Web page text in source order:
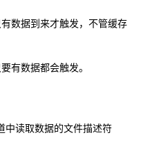
据到来才触发，不管缓存
数据都会触发。
读取数据的文件描述符